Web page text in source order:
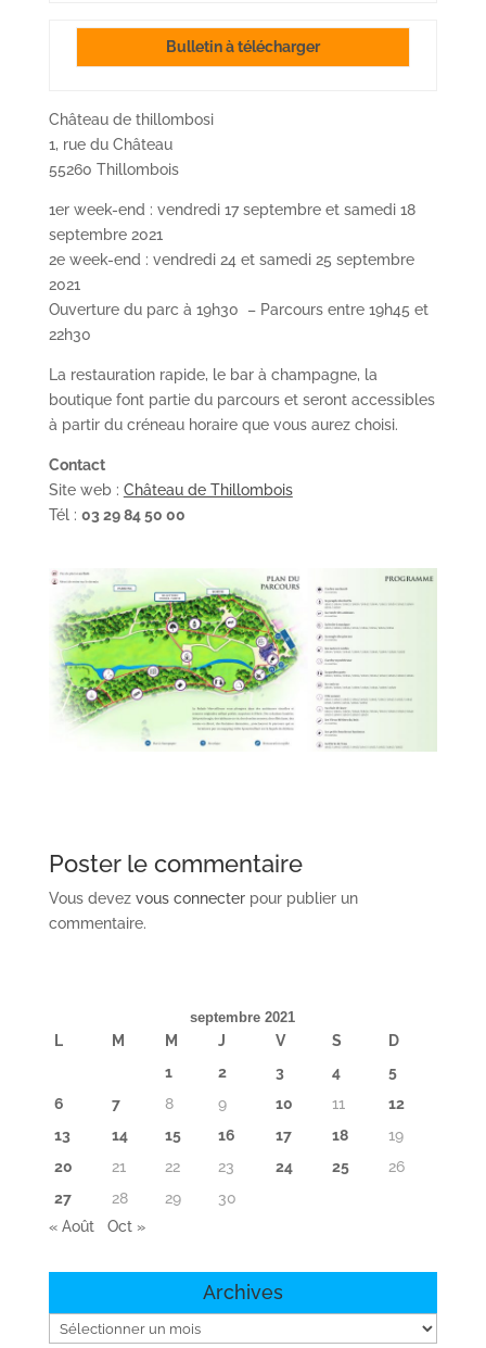
Bulletin à télécharger
Château de thillombosi
1, rue du Château
55260 Thillombois
1er week-end : vendredi 17 septembre et samedi 18
septembre 2021
2e week-end : vendredi 24 et samedi 25 septembre
2021
Ouverture du parc à 19h30 – Parcours entre 19h45 et
22h30
La restauration rapide, le bar à champagne, la
boutique font partie du parcours et seront accessibles
à partir du créneau horaire que vous aurez choisi.
Contact
Site web : Château de Thillombois
Tél : 03 29 84 50 00
Poster le commentaire
Vous devez vous connecterpour publier un
commentaire.
septembre 2021
L M M J V S
D
1
2 3 4
5
6
7 8 9 10 11
12
13
14 15 16 17 18
19
20
21 22 23 24 25
26
27
28 29
30
« Août
Oct »
Archives
Archives